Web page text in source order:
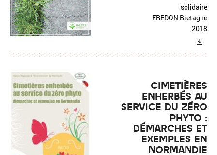
solidaire
FREDON Bretagne
2018
CIMETIÈRES
ENHERBÉS AU
SERVICE DU ZÉRO
PHYTO :
DÉMARCHES ET
EXEMPLES EN
NORMANDIE